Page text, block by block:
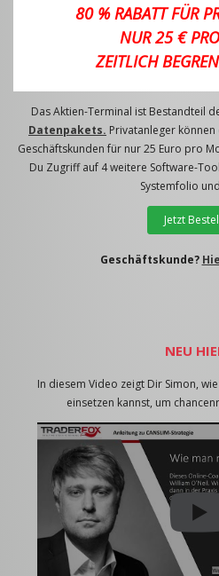
80 % RABATT FÜR
NUR 25 €
ZEITLICH
Das Aktien-Terminal ist Bestandteil
Datenpakets. Privatanleger
Geschäftskunden für nur 25 Euro pro
Du Zugriff auf 4 weitere Software-
Systemfolio und
Jetzt
Geschäftskunde?
NEU
In diesem Video zeigt Dir Simon,
einsetzen kannst, um